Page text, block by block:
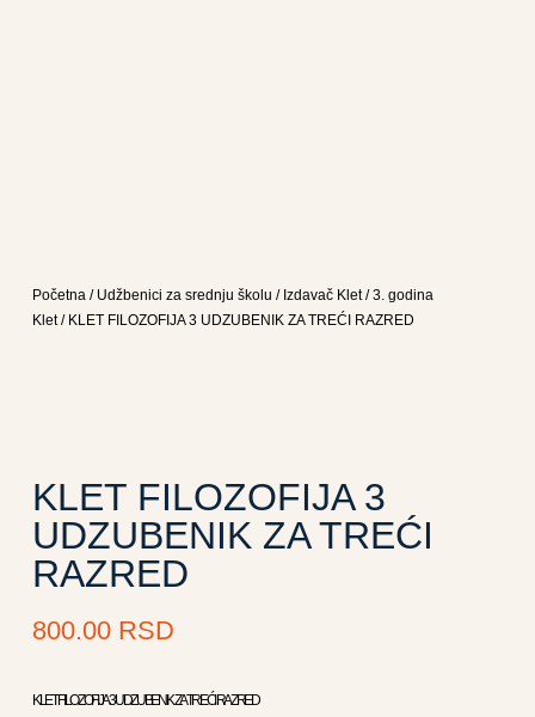
Početna / Udžbenici za srednju školu / Izdavač Klet/3. godina
Klet/ KLET FILOZOFIJA 3 UDZUBENIK ZA TREĆI RAZRED
KLET FILOZOFIJA 3
UDZUBENIK ZA TREĆI
RAZRED
800.00 RSD
KLET FILOZOFIJA 3 UDZUBENIK ZA TREĆI RAZRED